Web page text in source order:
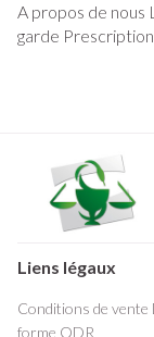
A propos de nous
garde Prescription
Liens légaux
Conditions de vente
forme ODR